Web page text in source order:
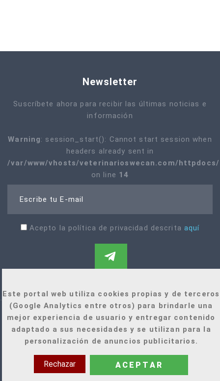
Este portal web utiliza cookies propias y de terceros
(Google Analytics entre otros) para brindarle una
mejor experiencia de usuario y entregar contenido
adaptado a sus necesidades y se utilizan para la
personalización de anuncios publicitarios.
Rechazar ACEPTAR
Newsletter
Suscríbete ahora para recibir las últimas noticias e
información
Warning: session_start(): Cannot start session when
headers already sent in
/var/www/vhosts/veterinarioswecan.com/
on line 14
Escribe tu E-mail
Acepto la política de privacidad descrita aquí
+34 921 022 471